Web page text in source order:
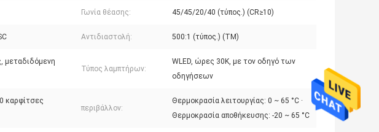
Γωνία θέασης: 45/45/20/40 (τύπος.) (CR≥10)
Αντιδιαστολή: 500:1 (τύπος.) (TM)
μεταδιδόμενη
Τύπος λαμπτήρων:
WLED, ώρες 30K, με τον οδηγό των
οδηγήσεων
καρφίτσες
περιβάλλον:
Θερμοκρασία λειτουργίας: 0 ~ 65 °C ·
Θερμοκρασία αποθήκευσης: -20 ~ 65 °C